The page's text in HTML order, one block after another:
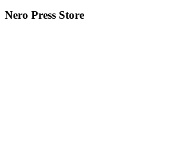
Nero Press Store